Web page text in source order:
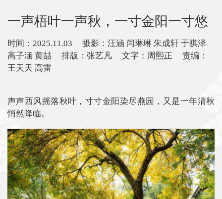
一声梧叶一声秋，一寸金阳一寸悠
时间：2025.11.03 摄影：汪涵 闫琳琳 朱成轩 于骐泽
高子涵 黄喆 排版：张艺凡 文字：周熙正 责编：
王天天 高雷
声声西风摇落秋叶，寸寸金阳染尽燕园，又是一年清秋
悄然降临。